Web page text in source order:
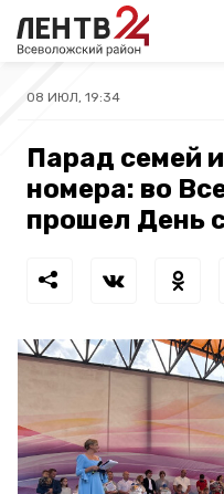
08 ИЮЛ, 19:34
Парад семей
номера: во
прошел День